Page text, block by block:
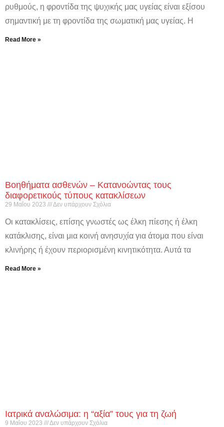
ρυθμούς, η φροντίδα της ψυχικής μας υγείας είναι εξίσου
σημαντική με τη φροντίδα της σωματική μας υγείας. Η
Read More »
Βοηθήματα ασθενών – Κατανοώντας τους
διαφορετικούς τύπους κατακλίσεων
29 Μαΐου 2023 Δεν υπάρχουν Σχόλια
Οι κατακλίσεις, επίσης γνωστές ως έλκη πίεσης ή έλκη
κατάκλισης, είναι μια κοινή ανησυχία για άτομα που είναι
κλινήρης ή έχουν περιορισμένη κινητικότητα. Αυτά τα
Read More »
Ιατρικά αναλώσιμα: η “αξία” τους για τη ζωή
9 Μαΐου 2023 Δεν υπάρχουν Σχόλια